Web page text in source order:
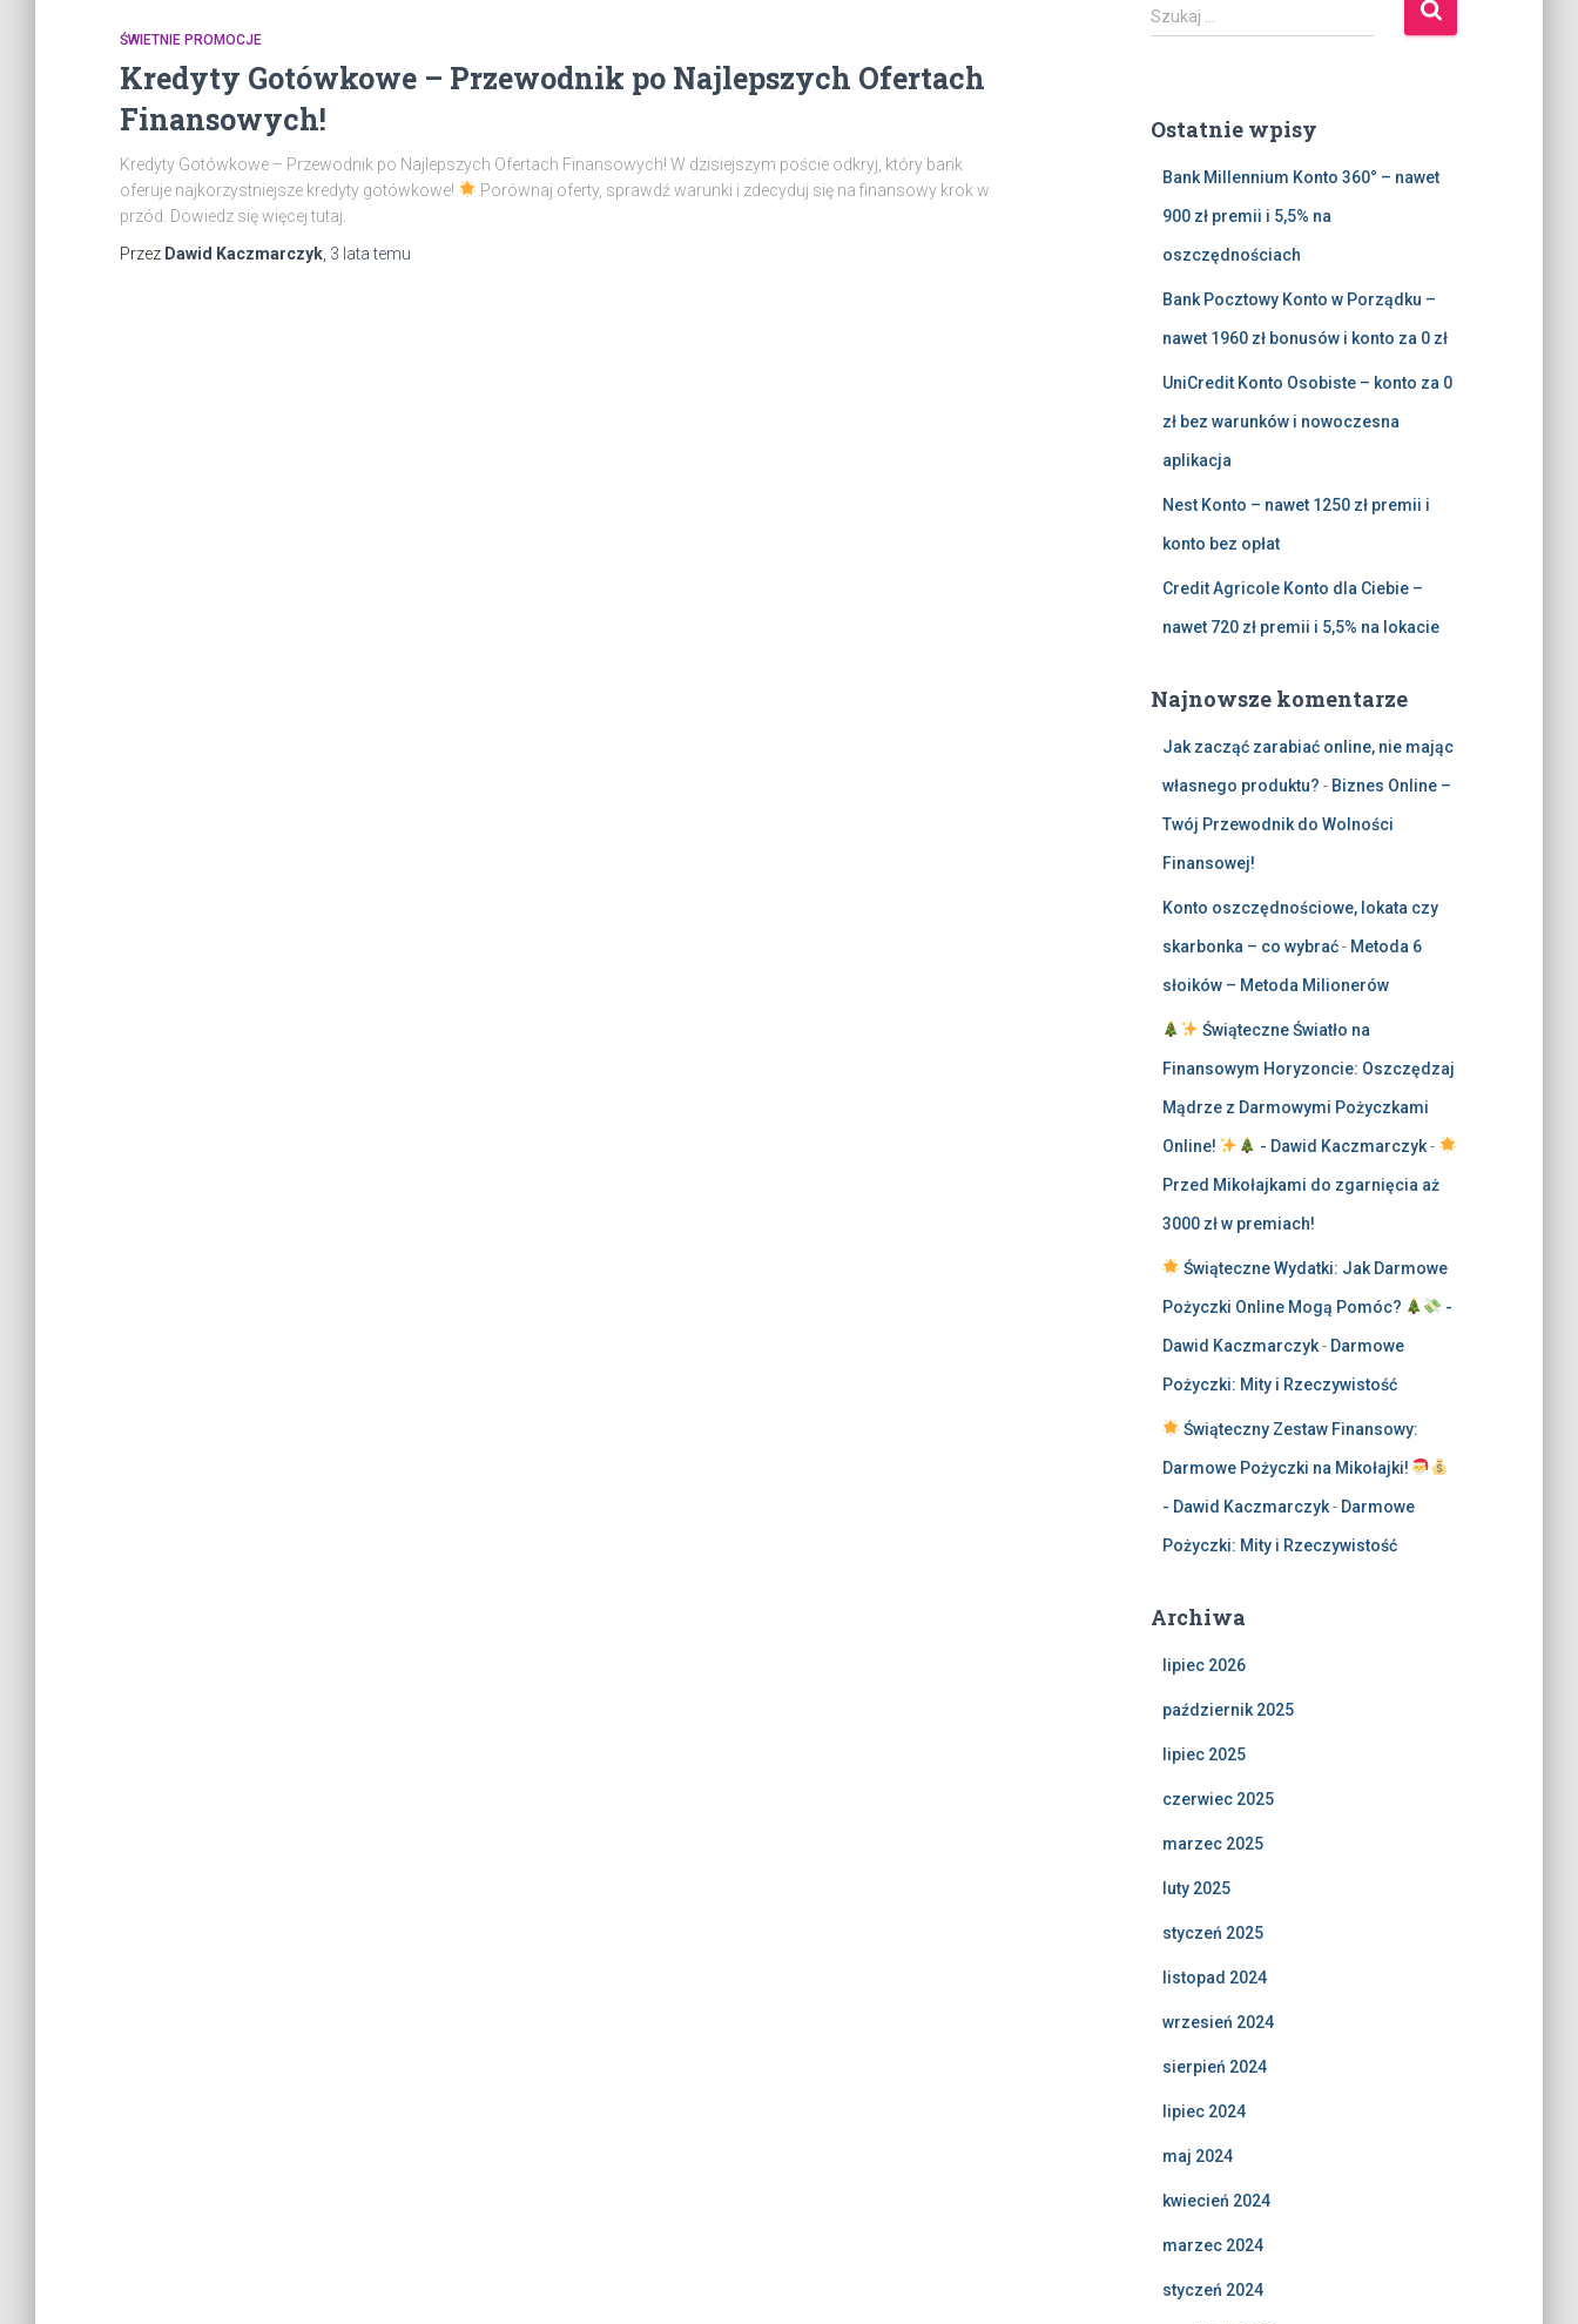
ŚWIETNIE PROMOCJE
Kredyty Gotówkowe – Przewodnik po Najlepszych Ofertach
Finansowych!
Kredyty Gotówkowe – Przewodnik po Najlepszych Ofertach Finansowych! W dzisiejszym poście odkryj, który bank
oferuje najkorzystniejsze kredyty gotówkowe!
Porównaj oferty, sprawdź warunki i zdecyduj się na finansowy krok w
przód. Dowiedz się więcej tutaj.
Przez Dawid Kaczmarczyk 3 latatemu
S
z
j
Szukaj …
Ostatnie wpisy
Bank Millennium Konto 360° – nawet
900 zł premii i 5,5% na
oszczędnościach
Bank Pocztowy Konto w Porządku –
nawet 1960 zł bonusów i konto za 0 zł
UniCredit Konto Osobiste – konto za 0
zł bez warunków i nowoczesna
aplikacja
Nest Konto – nawet 1250 zł premii i
konto bez opłat
Credit Agricole Konto dla Ciebie –
nawet 720 zł premii i 5,5% na lokacie
Najnowsze komentarze
Jak zacząć zarabiać online, nie mając
własnego produktu? - Biznes Online –
Twój Przewodnik do Wolności
Finansowej!
Konto oszczędnościowe, lokata czy
skarbonka – co wybrać- Metoda 6
słoików – Metoda Milionerów
Świąteczne Światło na
Finansowym Horyzoncie: Oszczędzaj
Mądrze z Darmowymi Pożyczkami
Online! - Dawid Kaczmarczyk-
Przed Mikołajkami do zgarnięcia aż
3000 zł w premiach!
Świąteczne Wydatki: Jak Darmowe
Pożyczki Online Mogą Pomóc? -
Dawid Kaczmarczyk- Darmowe
Pożyczki: Mity i Rzeczywistość
Świąteczny Zestaw Finansowy:
Darmowe Pożyczki na Mikołajki!
- Dawid Kaczmarczyk- Darmowe
Pożyczki: Mity i Rzeczywistość
Archiwa
lipiec 2026
październik 2025
lipiec 2025
czerwiec 2025
marzec 2025
luty 2025
styczeń 2025
listopad 2024
wrzesień 2024
sierpień 2024
lipiec 2024
maj 2024
kwiecień 2024
marzec 2024
styczeń 2024